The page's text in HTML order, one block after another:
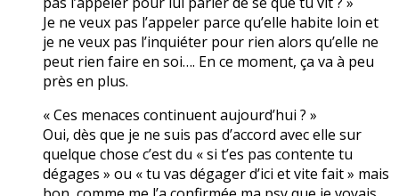
Je ne veux pas l’appeler parce qu’elle habite loin et
je ne veux pas l’inquiéter pour rien alors qu’elle ne
peut rien faire en soi…. En ce moment, ça va à peu
près en plus.
« Ces menaces continuent aujourd’hui ? »
Oui, dès que je ne suis pas d’accord avec elle sur
quelque chose c’est du « si t’es pas contente tu
dégages » ou « tu vas dégager d’ici et vite fait » mais